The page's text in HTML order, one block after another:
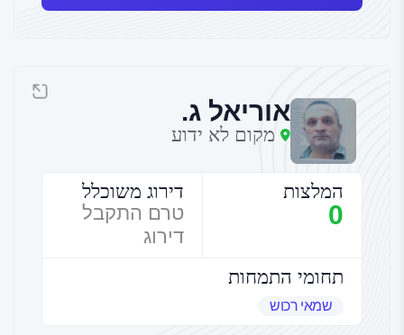
אוריאל ג.
מקום לא ידוע
המלצות
0
דירוג משוכלל
טרם התקבל
דירוג
תחומי התמחות
שמאי רכוש